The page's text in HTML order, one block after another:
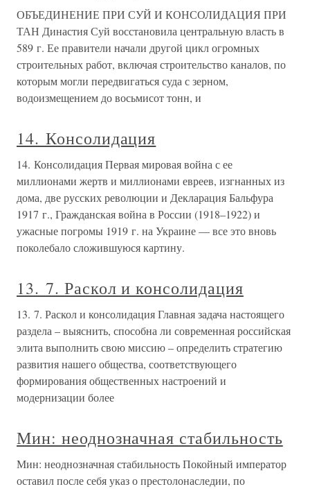
ОБЪЕДИНЕНИЕ ПРИ СУЙ И КОНСОЛИДАЦИЯ ПРИ
ТАН Династия Суй восстановила центральную власть в
589 г. Ее правители начали другой цикл огромных
строительных работ, включая строительство каналов, по
которым могли передвигаться суда с зерном,
водоизмещением до восьмисот тонн, и
14. Консолидация
14. Консолидация Первая мировая война с ее
миллионами жертв и миллионами евреев, изгнанных из
дома, две русских революции и Декларация Бальфура
1917 г., Гражданская война в России (1918–1922) и
ужасные погромы 1919 г. на Украине — все это вновь
поколебало сложившуюся картину.
13. 7. Раскол и консолидация
13. 7. Раскол и консолидация Главная задача настоящего
раздела – выяснить, способна ли современная российская
элита выполнить свою миссию – определить стратегию
развития нашего общества, соответствующего
формирования общественных настроений и
модернизации более
Мин: неоднозначная стабильность
Мин: неоднозначная стабильность Покойный император
оставил после себя указ о престолонаследии, по